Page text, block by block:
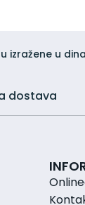
izražene u
dostava